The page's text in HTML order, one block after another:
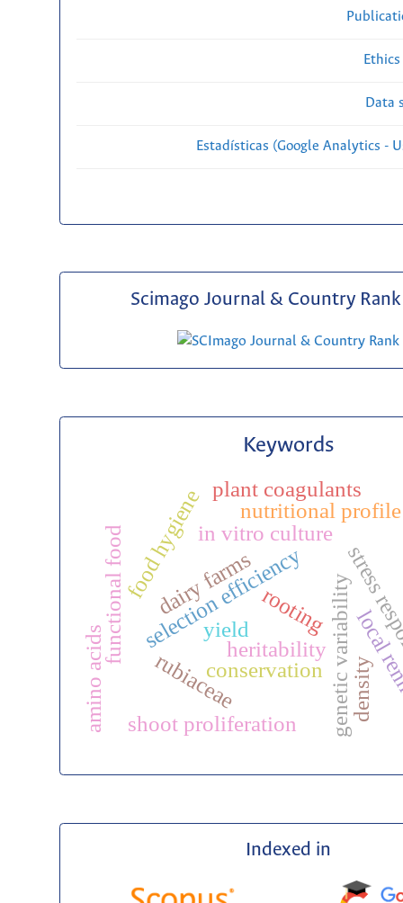
Data
Estadísticas (Google Analytics -
Scimago Journal & Country Rank
Keywords
genetic variability
heritability
selection efficiency
yield
conservation
in vitro culture
rooting
rubiaceae
shoot proliferation
dairy farms
food hygiene nutritional profile
functional food
plant coagulants
amino acids density
Indexed in